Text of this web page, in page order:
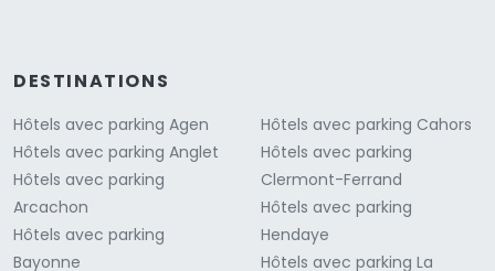
DESTINATIONS
Hôtels avec parking Agen
Hôtels avec parking Anglet
Hôtels avec parking
Arcachon
Hôtels avec parking
Bayonne
Hôtels avec parking Cahors
Hôtels avec parking
Clermont-Ferrand
Hôtels avec parking
Hendaye
Hôtels avec parking La